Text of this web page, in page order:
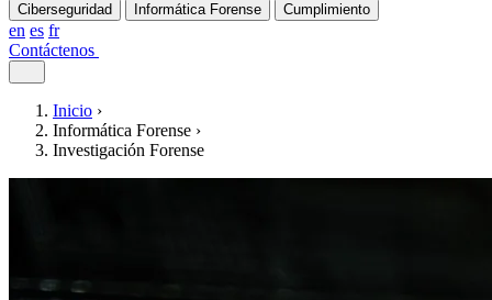
Ciberseguridad Informática Forense Cumplimiento
en es fr
Contáctenos
Inicio ›
Informática Forense ›
Investigación Forense